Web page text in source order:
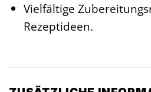
Vielfältige
Rezeptideen.